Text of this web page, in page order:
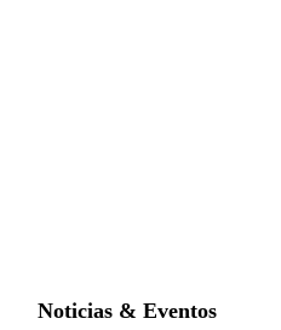
Noticias & Eventos